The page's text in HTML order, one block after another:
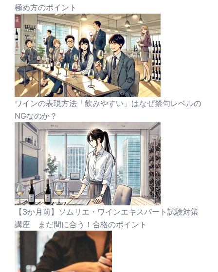
極め方のポイント
ワインの表現方法「飲みやすい」はなぜ禁句レベルの
NGなのか？
【3か月前】ソムリエ・ワインエキスパート試験対策
講座 まだ間に合う！合格のポイント